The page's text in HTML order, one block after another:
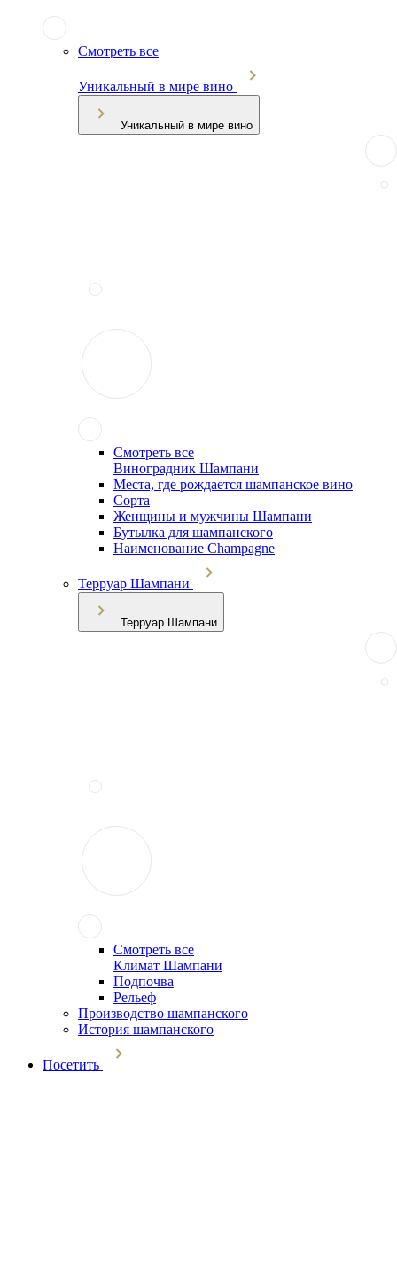
Смотреть все
Уникальный в мире вино
Уникальный в мире вино
Смотреть все
Виноградник Шампани
Места, где рождается шампанское вино
Сорта
Женщины и мужчины Шампани
Бутылка для шампанского
Наименование Champagne
Терруар Шампани
Терруар Шампани
Смотреть все
Климат Шампани
Подпочва
Рельеф
Производство шампанского
История шампанского
Посетить